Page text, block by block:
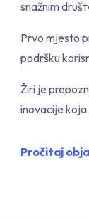
snažnim
Prvo mjesto
podršku
Žiri je
inovacije
Pročitaj